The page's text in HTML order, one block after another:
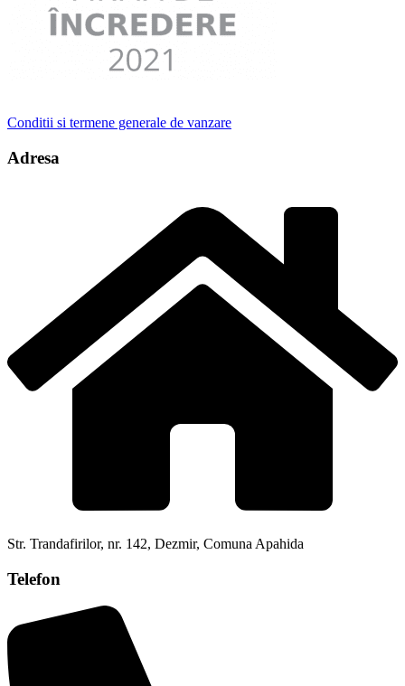
Conditii si termene generale de vanzare
Adresa
Str. Trandafirilor, nr. 142, Dezmir, Comuna Apahida
Telefon